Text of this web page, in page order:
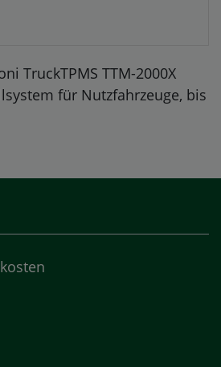
TruckTPMS TTM-2000X
für Nutzfahrzeuge, bis